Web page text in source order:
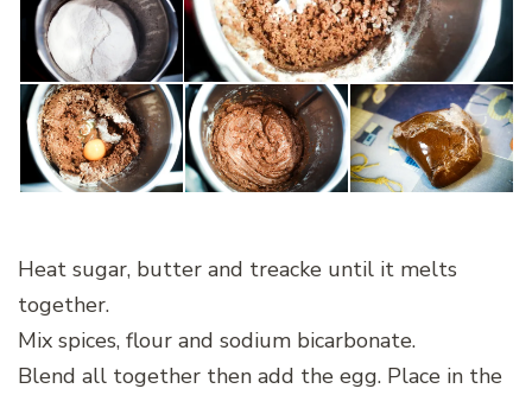
Heat sugar, butter and treacke until it melts
together.
Mix spices, flour and sodium bicarbonate.
Blend all together then add the egg. Place in the